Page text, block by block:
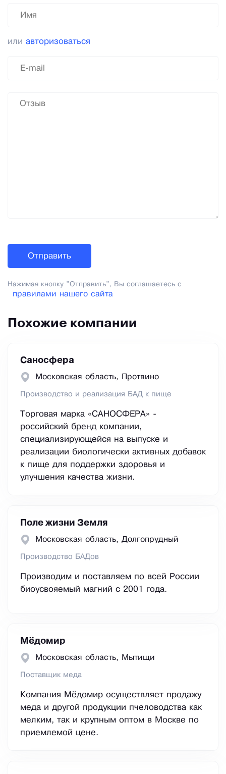
или авторизоваться
Нажимая кнопку "Отправить", Вы соглашаетесь с
правилами нашего сайта
Похожие компании
Саносфера
Московская область, Протвино
Производство и реализация БАД к пище
Торговая марка «САНОСФЕРА» -
российский бренд компании,
специализирующейся на выпуске и
реализации биологически активных добавок
к пище для поддержки здоровья и
улучшения качества жизни.
Поле жизни Земля
Московская область, Долгопрудный
Производство БАДов
Производим и поставляем по всей России
биоусвояемый магний с 2001 года.
Мёдомир
Московская область, Мытищи
Поставщик меда
Компания Мёдомир осуществляет продажу
меда и другой продукции пчеловодства как
мелким, так и крупным оптом в Москве по
приемлемой цене.